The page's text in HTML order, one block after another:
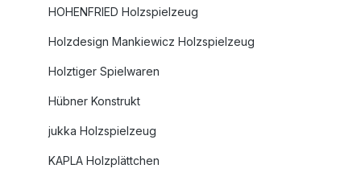
HOHENFRIED Holzspielzeug
Holzdesign Mankiewicz Holzspielzeug
Holztiger Spielwaren
Hübner Konstrukt
jukka Holzspielzeug
KAPLA Holzplättchen